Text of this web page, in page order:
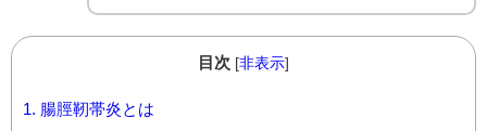
目次 [非表示]
1. 腸脛靭帯炎とは